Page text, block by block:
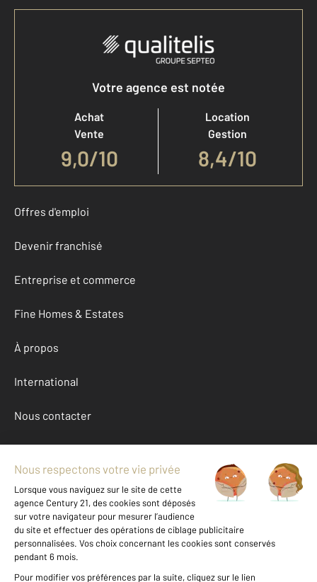
Votre agence est notée
Achat
Vente
9,0/10
Location
Gestion
8,4/10
Offres d'emploi
Devenir franchisé
Entreprise et commerce
Fine Homes & Estates
À propos
International
Nous contacter
Mentions légales & CGU et Barèmes d'honoraires
Données personnelles
Gestionnaire des cookies